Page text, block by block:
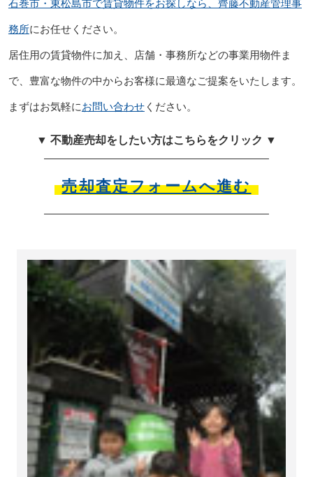
石巻市・東松島市で賃貸物件をお探しなら、齊藤不動産管理事
務所にお任せください。
居住用の賃貸物件に加え、店舗・事務所などの事業用物件ま
で、豊富な物件の中からお客様に最適なご提案をいたします。
まずはお気軽にお問い合わせください。
▼ 不動産売却をしたい方はこちらをクリック ▼
売却査定フォームへ進む